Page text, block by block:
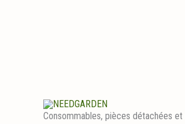
Consommables, pièces détachées